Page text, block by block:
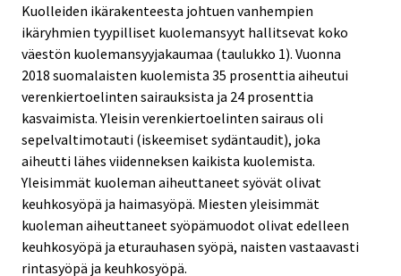
Kuolleiden ikärakenteesta johtuen vanhempien
ikäryhmien tyypilliset kuolemansyyt hallitsevat koko
väestön kuolemansyyjakaumaa (taulukko 1). Vuonna
2018 suomalaisten kuolemista 35 prosenttia aiheutui
verenkiertoelinten sairauksista ja 24 prosenttia
kasvaimista. Yleisin verenkiertoelinten sairaus oli
sepelvaltimotauti (iskeemiset sydäntaudit), joka
aiheutti lähes viidenneksen kaikista kuolemista.
Yleisimmät kuoleman aiheuttaneet syövät olivat
keuhkosyöpä ja haimasyöpä. Miesten yleisimmät
kuoleman aiheuttaneet syöpämuodot olivat edelleen
keuhkosyöpä ja eturauhasen syöpä, naisten vastaavasti
rintasyöpä ja keuhkosyöpä.